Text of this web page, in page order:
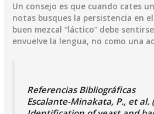
Un consejo es que cuando cates
notas busques la persistencia en
buen mezcal “láctico” debe
envuelve la lengua, no como una
​Referencias Bibliográficas
​Escalante-Minakata, P., et al.